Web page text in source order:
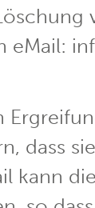
eMail:
dass
kann